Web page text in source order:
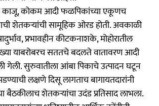
काजू, कोकम आदी फळपिकांच्या एकूणच
शेतकऱ्यांची सामूहिक ओरड होती. अवकाळी
प्रभावहीन कीटकनाशके, मोहोरातील
याबरोबरच सततचे बदलते वातावरण आदी
गेली. सुरुवातीला आंबा पिकाचे उत्पादन घटून
लक्षणे दिसू लागताच बागायतदारांनी
बैठकीलाच शेतकऱ्यांचा उदंड प्रतिसाद लाभला.